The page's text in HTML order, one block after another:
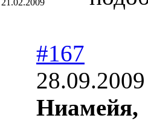
21.02.2009
#167
Ниамейя,